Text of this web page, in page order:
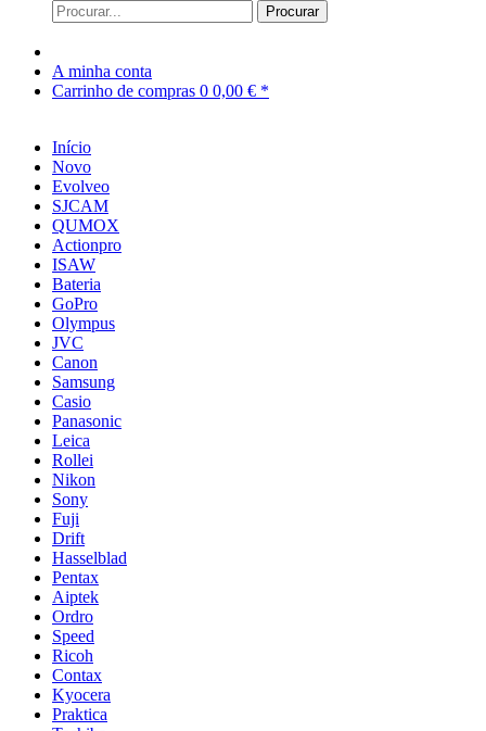
Procurar
A minha conta
Carrinho de compras 0 0,00 € *
Início
Novo
Evolveo
SJCAM
QUMOX
Actionpro
ISAW
Bateria
GoPro
Olympus
JVC
Canon
Samsung
Casio
Panasonic
Leica
Rollei
Nikon
Sony
Fuji
Drift
Hasselblad
Pentax
Aiptek
Ordro
Speed
Ricoh
Contax
Kyocera
Praktica